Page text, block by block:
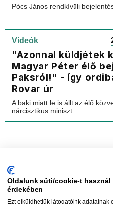
Pócs János rendkívüli
Videók
"Azonnal küldjétek
Magyar Péter élő
Paksról!" - így
Rovar úr
A baki miatt le is állt az élő
nárcisztikus miniszt...
Oldalunk süti/cookie-t használ
érdekében
Ezt elküldhetjük látogatóink adatainak